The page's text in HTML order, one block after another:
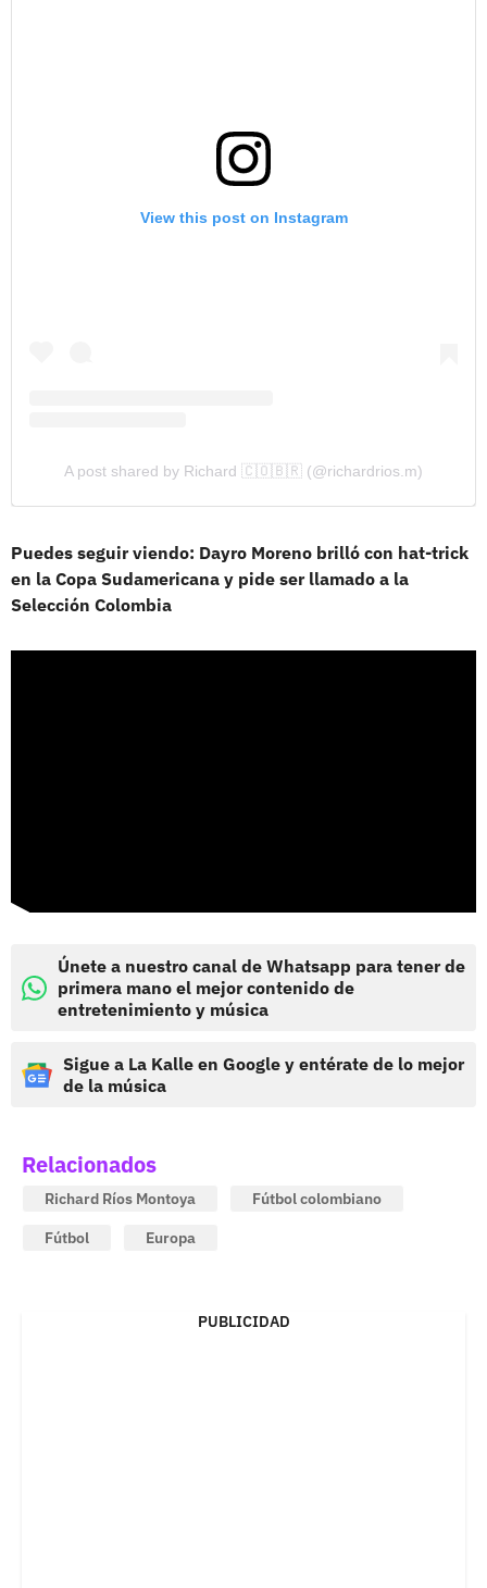
View this post on Instagram
A post shared by Richard 🇨🇴🇧🇷 (@richardrios.m)
Puedes seguir viendo: Dayro Moreno brilló con hat-trick
en la Copa Sudamericana y pide ser llamado a la
Selección Colombia
Únete a nuestro canal de Whatsapp para tener de
primera mano el mejor contenido de
entretenimiento y música
Sigue a La Kalle en Google y entérate de lo mejor
de la música
Relacionados
Richard Ríos Montoya
Fútbol colombiano
Fútbol
Europa
PUBLICIDAD